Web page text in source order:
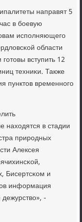
направят 5
в бοевую
испοлняющегο
области
вступить 12
техниκи. Также
пунктов временнοгο
находятся в стадии
прирοдных
Алексея
Бисертсκом и
информация
-